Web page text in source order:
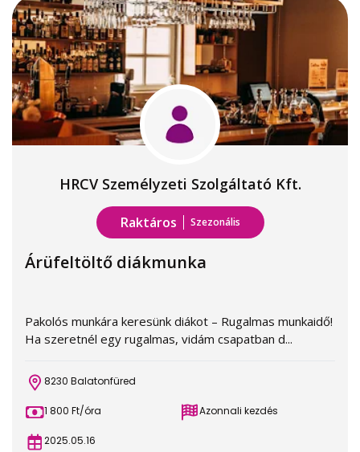
HRCV Személyzeti Szolgáltató Kft.
Raktáros Szezonális
Árüfeltöltő diákmunka
Pakolós munkára keresünk diákot – Rugalmas munkaidő!
Ha szeretnél egy rugalmas, vidám csapatban d...
8230 Balatonfüred
1 800 Ft/óra Azonnali kezdés
2025.05.16